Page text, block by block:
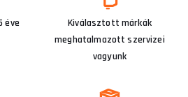
éve
Kiválasztott márkák
meghatalmazott szervizei
vagyunk